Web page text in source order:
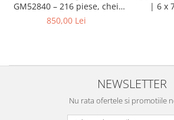
GM52840 – 216 piese, chei
tubulare 1/4”, 3/8”, 1/2”, biți,
850,00 Lei
| 6 x
NEWSLETTER
Nu rata ofertele si promotiile